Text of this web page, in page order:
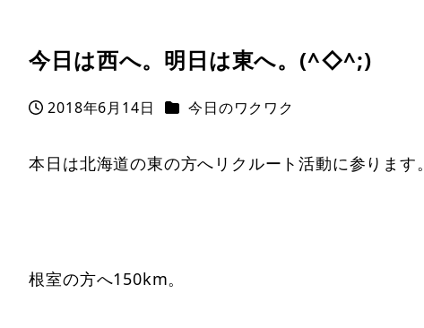
今日は西へ。明日は東へ。(^◇^;)
投稿日
2018年6月14日 カテゴリー
今日のワクワク
本日は北海道の東の方へリクルート活動に参ります。
根室の方へ150km。